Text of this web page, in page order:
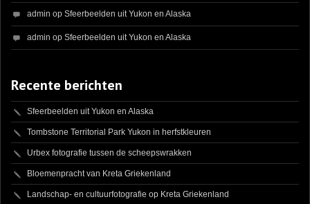
admin op Sfeerbeelden uit Yukon en Alaska
admin op Sfeerbeelden uit Yukon en Alaska
Recente berichten
Sfeerbeelden uit Yukon en Alaska
Tombstone Territorial Park Yukon in herfstkleuren
Urbex fotografie tussen de scheepswrakken
Bloemenpracht van Kreta Griekenland
Landschap- en cultuurfotografie op Kreta Griekenland